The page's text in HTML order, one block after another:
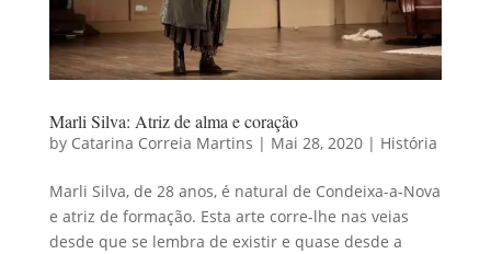
Marli Silva: Atriz de alma e coração
by Catarina Correia Martins | Mai 28, 2020| História
Marli Silva, de 28 anos, é natural de Condeixa-a-Nova
e atriz de formação. Esta arte corre-lhe nas veias
desde que se lembra de existir e quase desde a